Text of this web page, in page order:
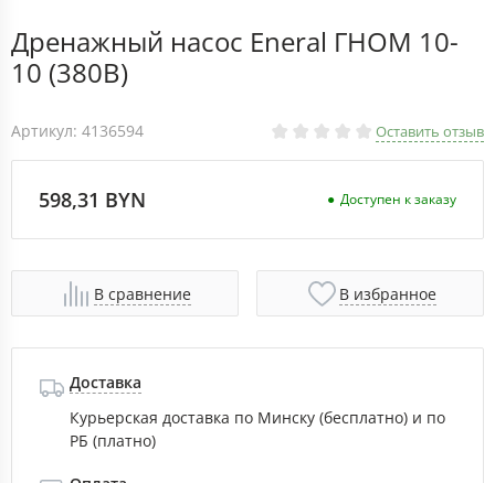
Дренажный насос Eneral ГНОМ 10-
10 (380В)
Артикул: 4136594 Оставить отзыв
598,31 BYN Доступен к заказу
В сравнение В избранное
Доставка
Курьерская доставка по Минску (бесплатно) и по
РБ (платно)